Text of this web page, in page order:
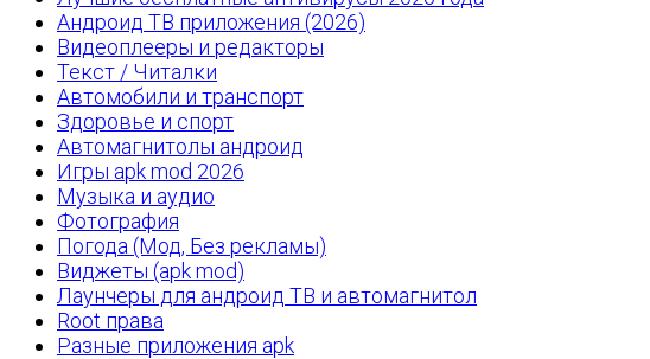
Андроид ТВ приложения (2026)
Видеоплееры и редакторы
Текст / Читалки
Автомобили и транспорт
Здоровье и спорт
Автомагнитолы андроид
Игры apk mod 2026
Музыка и аудио
Фотография
Погода (Мод, Без рекламы)
Виджеты (apk mod)
Лаунчеры для андроид ТВ и автомагнитол
Root права
Разные приложения apk